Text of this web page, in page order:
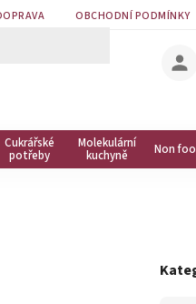
OBCHODNÍ PODMÍNKY
Cukrářské
potřeby
Molekulární
kuchyně Non